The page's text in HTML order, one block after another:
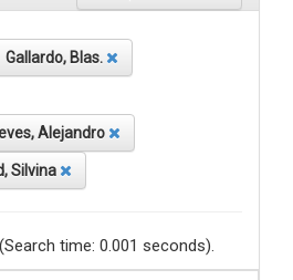
Gallardo, Blas.
Alejandro
Silvina
time: 0.001 seconds).